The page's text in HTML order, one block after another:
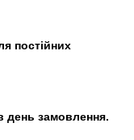
постійних
день замовлення.